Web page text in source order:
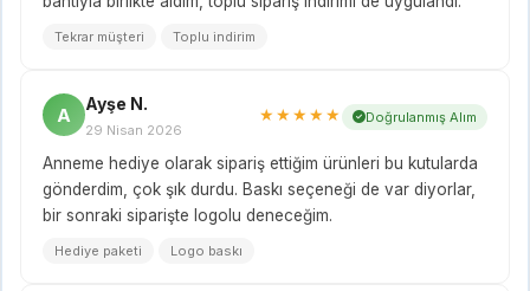
Tekrar müşteri Toplu indirim
A
Ayşe N.
29 Nisan 2026
★★★★★ Doğrulanmış Alım
Anneme hediye olarak sipariş ettiğim ürünleri bu kutularda
gönderdim, çok şık durdu. Baskı seçeneği de var diyorlar,
bir sonraki siparişte logolu deneceğim.
Hediye paketi Logo baskı